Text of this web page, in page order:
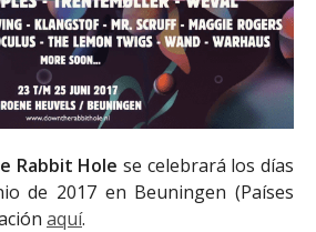
Rabbit Hole se celebrará los días
de 2017 en Beuningen (Países
aquí.